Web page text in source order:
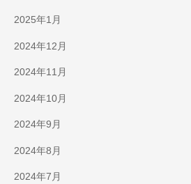
2025年1月
2024年12月
2024年11月
2024年10月
2024年9月
2024年8月
2024年7月